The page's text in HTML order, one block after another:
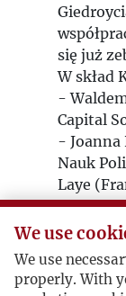
się już
W skład
-
Capital
- Joanna
Nauk
Laye
-
Ergis
-
Kultura
-
We use
We use
properly. With